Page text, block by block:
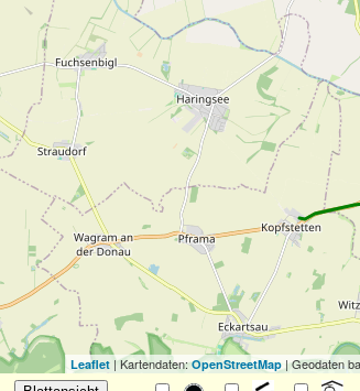
Leaflet| Kartendaten:OpenStreetMap| Geodaten